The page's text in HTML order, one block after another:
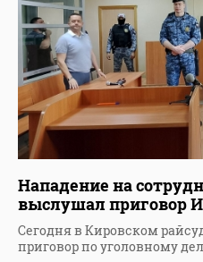
Нападение на
выслушал приговор
Сегодня в Кировском
приговор по уголовному